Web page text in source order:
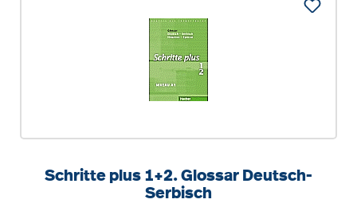
Schritte plus 1+2. Glossar Deutsch-
Serbisch